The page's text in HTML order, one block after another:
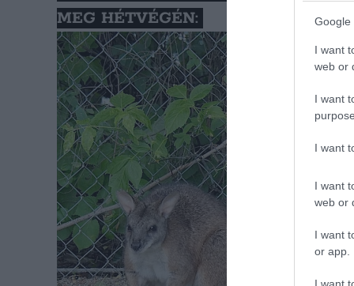
Google
I want
web or
I want
I want
I want
web or
I want
or app.
I want
MEG HÉTVÉGÉN: